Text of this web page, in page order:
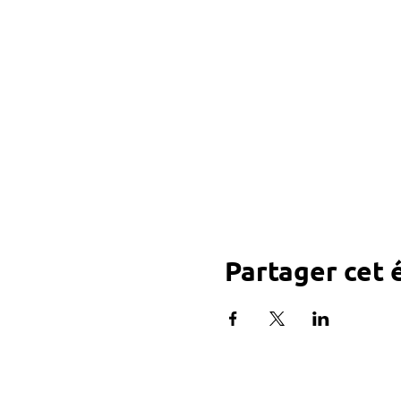
Partager cet